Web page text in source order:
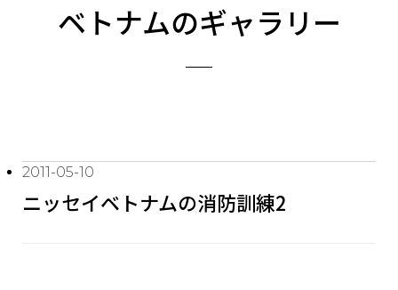
ベトナムのギャラリー
2011-05-10
ニッセイベトナムの消防訓練2